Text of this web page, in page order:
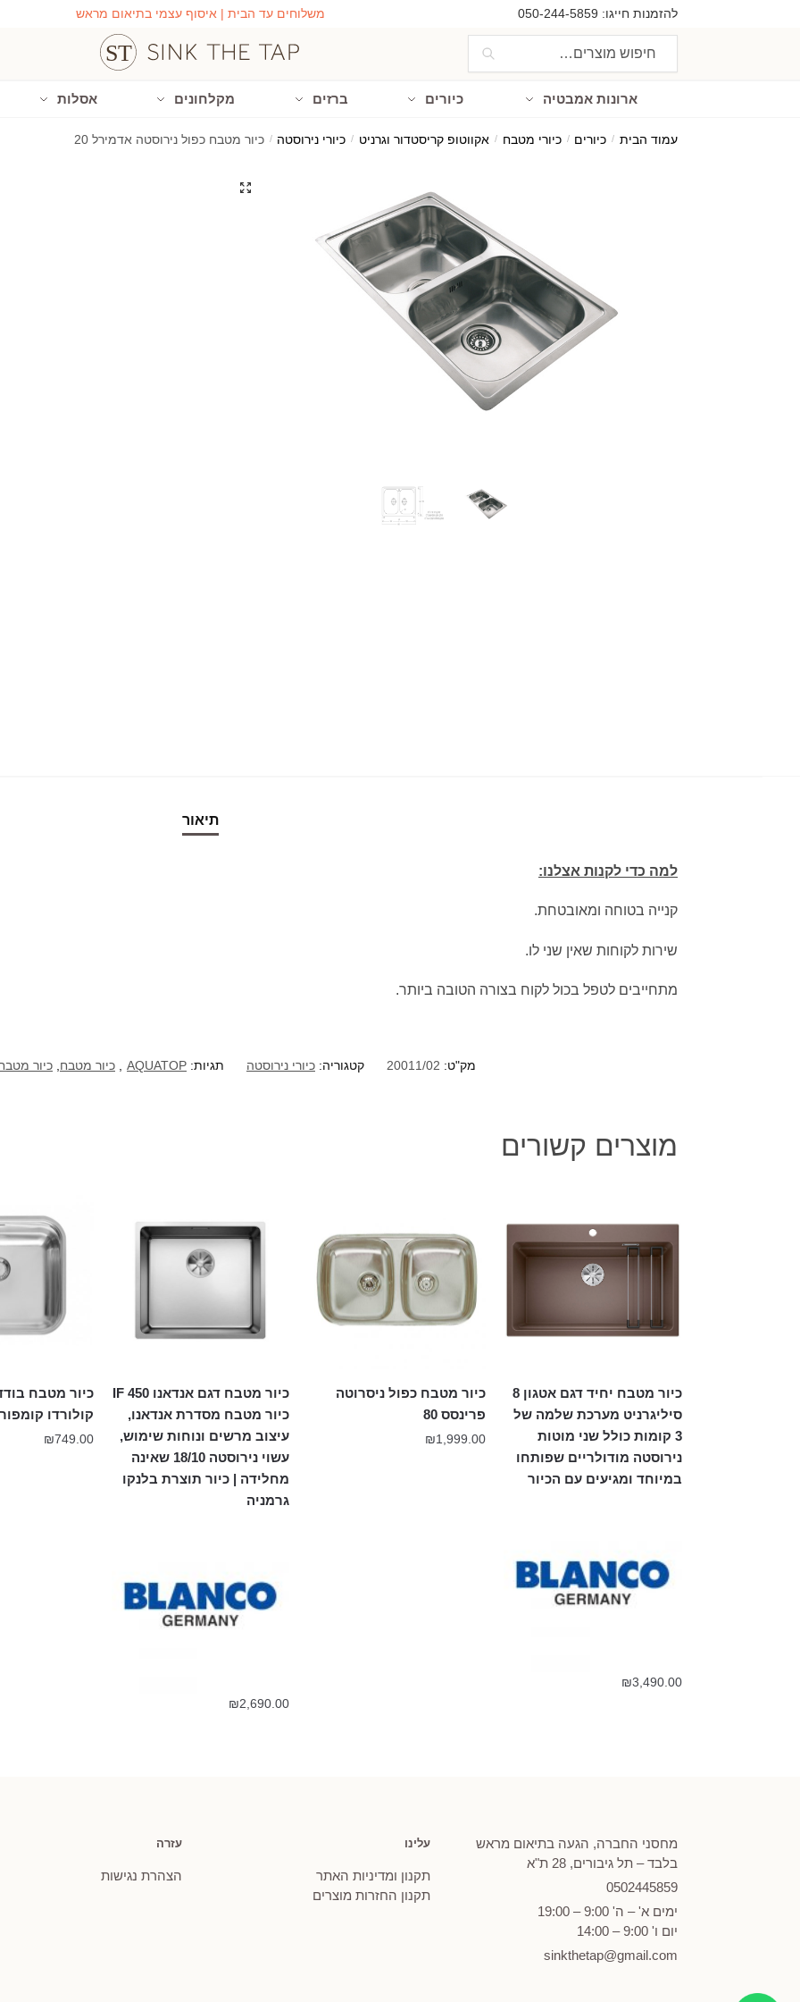
להזמנות חייגו: 050-244-5859 משלוחים עד הבית | איסוף עצמי בתיאום מראש
חיפוש
ארונות אמבטיה כיורים ברזים מקלחונים אסלות
עמוד הבית / כיורים / כיורי מטבח / אקווטופ קריסטדור וגרניט / כיורי נירוסטה / כיור מטבח כפול נירוסטה אדמירל 20
תיאור
למה כדי לקנות אצלנו:
קנייה בטוחה ומאובטחת.
שירות לקוחות שאין שני לו.
מתחייבים לטפל בכול לקוח בצורה הטובה ביותר.
מק"ט: 20011/02 קטגוריה: כיורי נירוסטה תגיות: AQUATOP
, כיור מטבח, כיור
מוצרים קשורים
כיור מטבח יחיד דגם אטגון 8
סיליגרניט מערכת שלמה של
3 קומות כולל שני מוטות
נירוסטה מודולריים שפותחו
במיוחד ומגיעים עם הכיור
₪3,490.00
כיור מטבח כפול ניסרוטה
פרינסס 80
₪1,999.00
כיור מטבח דגם אנדאנו 450 IF
כיור מטבח מסדרת אנדאנו,
עיצוב מרשים ונוחות שימוש,
עשוי נירוסטה 18/10 שאינה
מחלידה | כיור תוצרת בלנקו
גרמניה
₪2,690.00
כיור מטבח
קולורדו
₪749.00
מחסני החברה, הגעה בתיאום מראש
בלבד – תל גיבורים, 28 ת"א
0502445859
ימים א' – ה' 9:00 – 19:00
יום ו' 9:00 – 14:00
sinkthetap@gmail.com
עלינו
תקנון ומדיניות האתר
תקנון החזרות מוצרים
עזרה
הצהרת נגישות